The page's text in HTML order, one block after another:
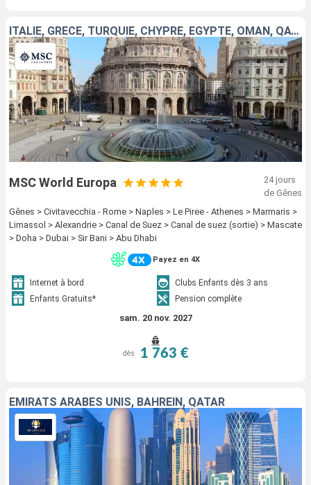
ITALIE, GRÈCE, TURQUIE, CHYPRE, EGYPTE, OMAN, QATAR, EMIRATS ARABES UNIS
MSC World Europa
24 jours
de Gênes
Gênes > Civitavecchia - Rome > Naples > Le Piree - Athenes > Marmaris >
Limassol > Alexandrie > Canal de Suez > Canal de suez (sortie) > Mascate
> Doha > Dubai > Sir Bani > Abu Dhabi
Payez en 4X
Internet à bord
Clubs Enfants dès 3 ans
Enfants Gratuits*
Pension complète
sam. 20 nov. 2027
dès 1 763 €
EMIRATS ARABES UNIS, BAHREIN, QATAR